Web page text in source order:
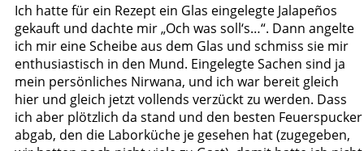
Ich hatte für ein Rezept ein Glas eingelegte Jalapeños
gekauft und dachte mir „Och was soll‘s…“. Dann angelte
ich mir eine Scheibe aus dem Glas und schmiss sie mir
enthusiastisch in den Mund. Eingelegte Sachen sind ja
mein persönliches Nirwana, und ich war bereit gleich
hier und gleich jetzt vollends verzückt zu werden. Dass
ich aber plötzlich da stand und den besten Feuerspucker
abgab, den die Laborküche je gesehen hat (zugegeben,